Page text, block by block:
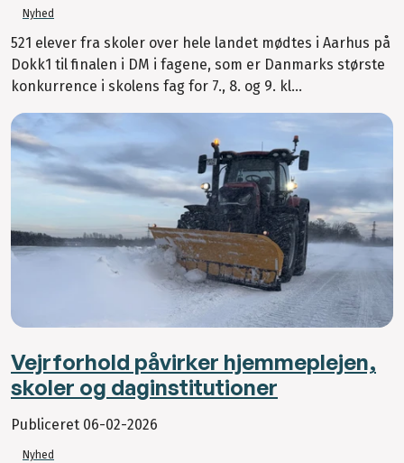
Nyhed
521 elever fra skoler over hele landet mødtes i Aarhus på
Dokk1 til finalen i DM i fagene, som er Danmarks største
konkurrence i skolens fag for 7., 8. og 9. kl...
Vejrforhold påvirker hjemmeplejen,
skoler og daginstitutioner
Publiceret 06-02-2026
Nyhed